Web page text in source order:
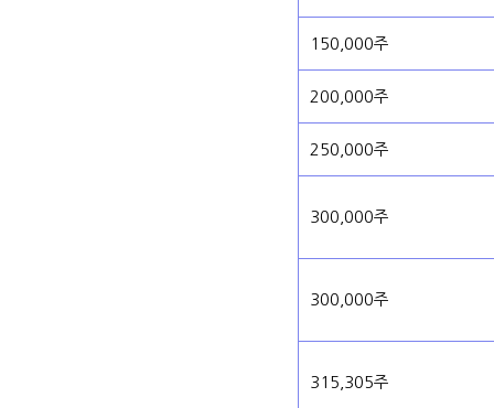
150,000주
200,000주
250,000주
300,000주
300,000주
315,305주